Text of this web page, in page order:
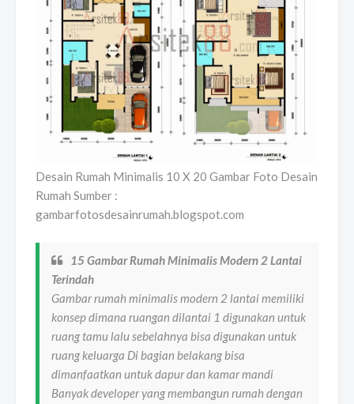
Desain Rumah Minimalis 10 X 20 Gambar Foto Desain
Rumah Sumber :
gambarfotosdesainrumah.blogspot.com
15 Gambar Rumah Minimalis Modern 2 Lantai
Terindah
Gambar rumah minimalis modern 2 lantai memiliki
konsep dimana ruangan dilantai 1 digunakan untuk
ruang tamu lalu sebelahnya bisa digunakan untuk
ruang keluarga Di bagian belakang bisa
dimanfaatkan untuk dapur dan kamar mandi
Banyak developer yang membangun rumah dengan